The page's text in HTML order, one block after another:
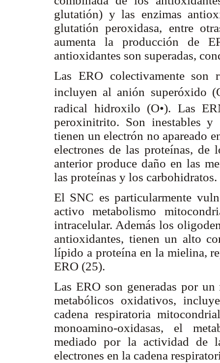
glutatión) y las enzimas
glutatión peroxidasa, entre
aumenta la producción de
antioxidantes son superadas,
Las ERO colectivamente son
incluyen al anión superóxido
radical hidroxilo (O•). Las
peroxinitrito. Son inestables y
tienen un electrón no apareado
electrones de las proteínas,
anterior produce daño en las
las proteínas y los carbohidratos.
El SNC es particularmente
activo metabolismo
intracelular. Además los
antioxidantes, tienen un alto
lípido a proteína en la mielina,
ERO (25).
Las ERO son generadas por
metabólicos oxidativos,
cadena respiratoria
monoamino-oxidasas, el
mediado por la actividad de
electrones en la cadena